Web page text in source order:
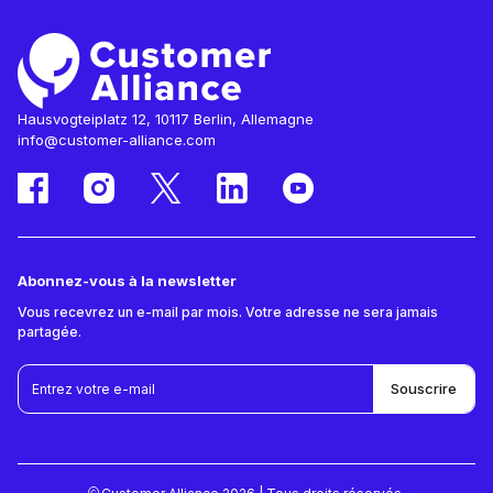
Hausvogteiplatz 12, 10117 Berlin, Allemagne
info@customer-alliance.com
Abonnez-vous à la newsletter
Vous recevrez un e-mail par mois. Votre adresse ne sera jamais
partagée.